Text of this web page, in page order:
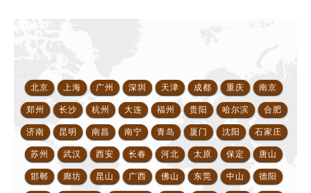
北京 上海 广州 深圳 天津 成都 重庆 南京
郑州 长沙 杭州 大连 福州 贵阳 哈尔滨 合肥
济南 昆明 南昌 南宁 青岛 厦门 沈阳 石家庄
苏州 武汉 西安 长春 河北 太原 保定 唐山
邯郸 廊坊 昆山 广西 佛山 东莞 中山 德阳